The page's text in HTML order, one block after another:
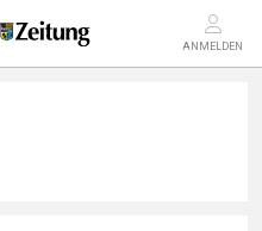
ANMELDEN